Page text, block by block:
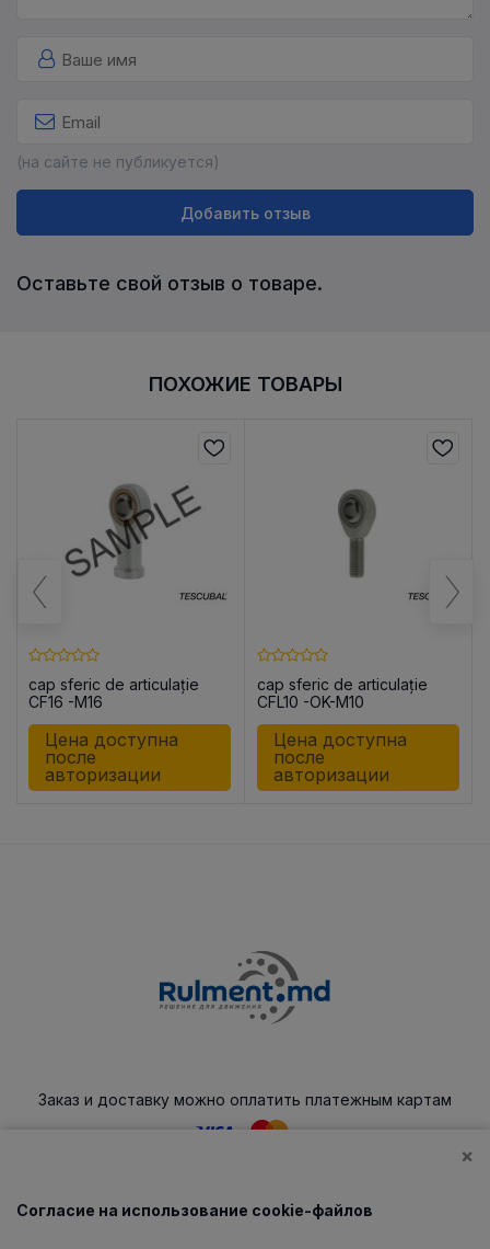
(на сайте не публикуется)
Добавить отзыв
Оставьте свой отзыв о товаре.
ПОХОЖИЕ ТОВАРЫ
cap sferic de articulație
CF16 -M16
Цена доступна
после
авторизации
cap sferic de articulație
CFL10 -OK-M10
Цена доступна
после
авторизации
Заказ и доставку можно оплатить платежным картам
Каталог
×
Согласие на использование cookie-файлов